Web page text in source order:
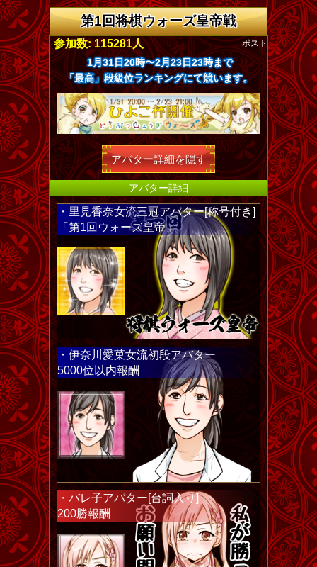
第1回将棋ウォーズ皇帝戦
ポスト
参加数: 115281人
1月31日20時〜2月23日23時まで
「最高」段級位ランキングにて競います。
アバター詳細を隠す
アバター詳細
・里見香奈女流三冠アバター[称号付き]
「第1回ウォーズ皇帝」
・伊奈川愛菓女流初段アバター
5000位以内報酬
・バレ子アバター[台詞入り]
200勝報酬